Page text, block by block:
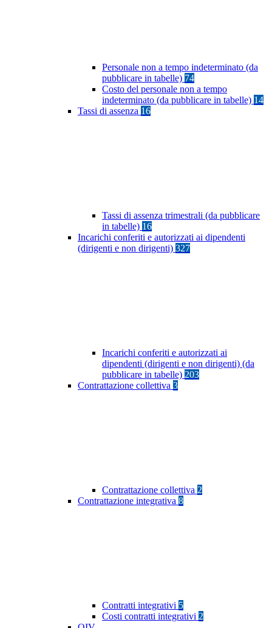
Personale non a tempo indeterminato (da
pubblicare in tabelle) 74
Costo del personale non a tempo
indeterminato (da pubblicare in tabelle) 14
Tassi di assenza 16
Tassi di assenza trimestrali (da pubblicare
in tabelle) 16
Incarichi conferiti e autorizzati ai dipendenti
(dirigenti e non dirigenti) 327
Incarichi conferiti e autorizzati ai
dipendenti (dirigenti e non dirigenti) (da
pubblicare in tabelle) 203
Contrattazione collettiva 3
Contrattazione collettiva 2
Contrattazione integrativa 8
Contratti integrativi 5
Costi contratti integrativi 2